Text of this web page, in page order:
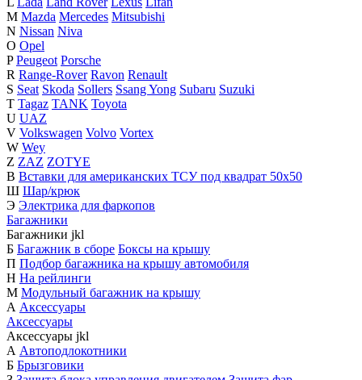
M Mazda Mercedes Mitsubishi
N Nissan Niva
O Opel
P Peugeot Porsche
R Range-Rover Ravon Renault
S Seat Skoda Sollers Ssang Yong Subaru Suzuki
T Tagaz TANK Toyota
U UAZ
V Volkswagen Volvo Vortex
W Wey
Z ZAZ ZOTYE
В Вставки для американских ТСУ под квадрат 50х50
Ш Шар/крюк
Э Электрика для фаркопов
Багажники
Багажники jkl
Б Багажник в сборе Боксы на крышу
П Подбор багажника на крышу автомобиля
Н На рейлинги
М Модульный багажник на крышу
А Аксессуары
Аксессуары
Аксессуары jkl
А Автоподлокотники
Б Брызговики